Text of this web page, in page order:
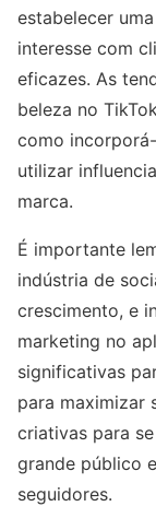
estabelecer
interesse com
eficazes. As
beleza no
como
utilizar
marca.
É importante
indústria de
crescimento, e
marketing no
significativas
para maximizar
criativas para
grande público
seguidores.